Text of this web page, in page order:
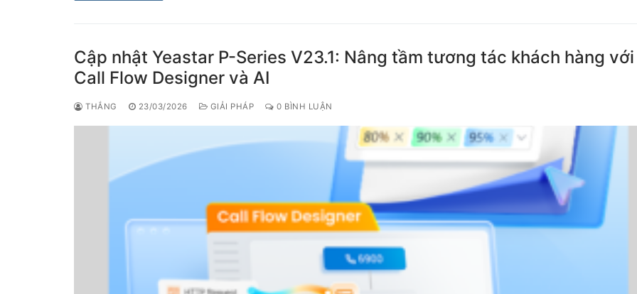
Cập nhật Yeastar P-Series V23.1: Nâng tầm tương tác khách hàng với
Call Flow Designer và AI
THẮNG 23/03/2026 GIẢI PHÁP 0 BÌNH LUẬN